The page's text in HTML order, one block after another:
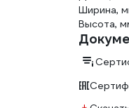
Ширина,
Высота,